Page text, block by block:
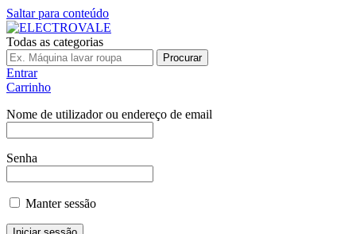
Saltar para conteúdo
Todas as categorias
Procurar
Entrar
Carrinho
Nome de utilizador ou endereço de email
Senha
Manter sessão